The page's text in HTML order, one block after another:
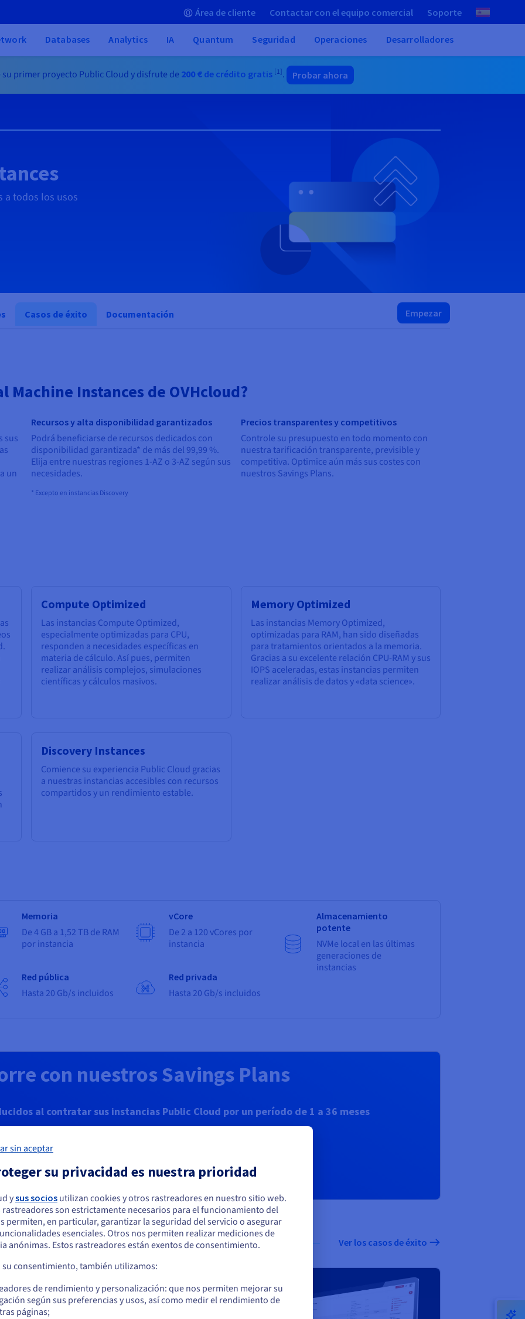
Área de cliente Contactar con el equipo comercial Soporte
Databases Analytics IA Quantum Seguridad Operaciones Desarrolladores
su primer proyecto Public Cloud y disfrute de 200 € de crédito gratis [1]. Probar ahora
a todos los usos
Casos de éxito Documentación Empezar
Instances de OVHcloud?
sus
un
Recursos y alta disponibilidad garantizados
Podrá beneficiarse de recursos dedicados con
disponibilidad garantizada* de más del 99,99 %.
Elija entre nuestras regiones 1-AZ o 3-AZ según sus
necesidades.
* Excepto en instancias Discovery
Precios transparentes y competitivos
Controle su presupuesto en todo momento con
nuestra tarificación transparente, previsible y
competitiva. Optimice aún más sus costes con
nuestros Savings Plans.
Compute Optimized
Las instancias Compute Optimized,
especialmente optimizadas para CPU,
responden a necesidades específicas en
materia de cálculo. Así pues, permiten
realizar análisis complejos, simulaciones
científicas y cálculos masivos.
Memory Optimized
Las instancias Memory Optimized,
optimizadas para RAM, han sido diseñadas
para tratamientos orientados a la memoria.
Gracias a su excelente relación CPU-RAM y sus
IOPS aceleradas, estas instancias permiten
realizar análisis de datos y «data science».
Discovery Instances
Comience su experiencia Public Cloud gracias
a nuestras instancias accesibles con recursos
compartidos y un rendimiento estable.
Memoria
De 4 GB a 1,52 TB de RAM
por instancia
Red pública
Hasta 20 Gb/s incluidos
vCore
De 2 a 120 vCores por
instancia
Red privada
Hasta 20 Gb/s incluidos
Almacenamiento
potente
NVMe local en las últimas
generaciones de
instancias
con nuestros Savings Plans
al contratar sus instancias Public Cloud por un período de 1 a 36 meses
Descubrir los Savings Plans
feedback Ver los casos de éxito
que está ubicado en Estados Unidos
hacer un pedido desde Estados Unidos, deberá buscar el sitio web
y crear una cuenta.
us.ovhcloud.com/public-cloud Inglés USD - $
sin aceptar
su privacidad es nuestra prioridad
ysus socios utilizan cookies y otros rastreadores en nuestro sitio web.
rastreadores son estrictamente necesarios para el funcionamiento del
permiten, en particular, garantizar la seguridad del servicio o asegurar
esenciales. Otros nos permiten realizar mediciones de
anónimas. Estos rastreadores están exentos de consentimiento.
su consentimiento, también utilizamos:
de rendimiento y personalización: que nos permiten mejorar su
según sus preferencias y usos, así como medir el rendimiento de
páginas;